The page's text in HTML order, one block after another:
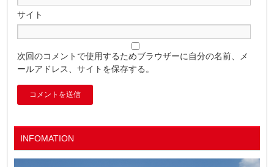
サイト
次回のコメントで使用するためブラウザーに自分の名前、メ
ールアドレス、サイトを保存する。
INFOMATION